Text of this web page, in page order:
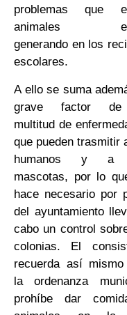
problemas que
animales
generando en los
escolares.
A ello se suma
grave factor
multitud de
que pueden trasmitir
humanos y a
mascotas, por lo
hace necesario por
del ayuntamiento
cabo un control
colonias. El
recuerda así mismo
la ordenanza
prohíbe dar